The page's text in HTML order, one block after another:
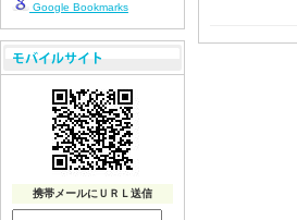
Google Bookmarks
携帯メールにＵＲＬ送信